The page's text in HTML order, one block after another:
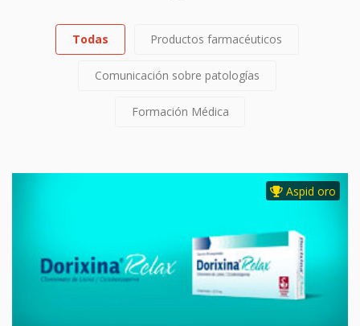
Todas Productos farmacéuticos
Comunicación sobre patologías
Formación Médica
Aspid oro